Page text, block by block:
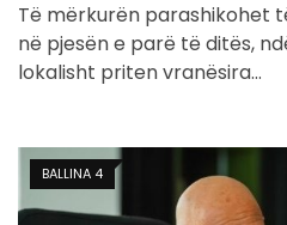
Të mërkurën parashikohet
në pjesën e parë të ditës,
lokalisht priten vranësira…
BALLINA 4